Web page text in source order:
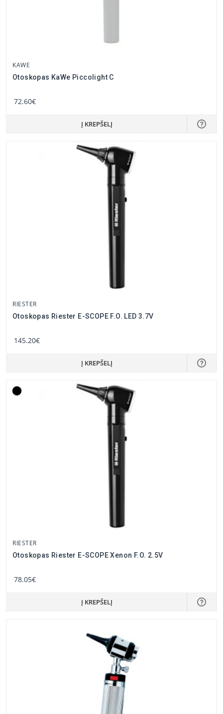
KAWE
Otoskopas KaWe Piccolight C
72.60€
Į KREPŠELĮ
RIESTER
Otoskopas Riester E-SCOPE F.O. LED 3.7V
145.20€
Į KREPŠELĮ
RIESTER
Otoskopas Riester E-SCOPE Xenon F.O. 2.5V
78.05€
Į KREPŠELĮ